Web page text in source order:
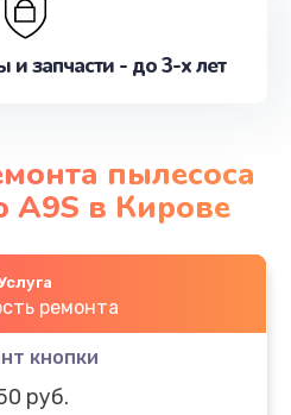
и запчасти - до 3-х лет
пылесоса
A9S в Кирове
ремонта
кнопки
руб.